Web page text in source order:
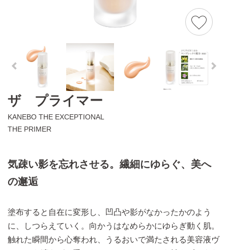
ザ プライマー
KANEBO THE EXCEPTIONAL
THE PRIMER
気疎い影を忘れさせる。繊細にゆらぐ、美へ
の邂逅
塗布すると自在に変形し、凹凸や影がなかったかのよう
に、しつらえていく。向かうはなめらかにゆらぎ動く肌。
触れた瞬間から心奪われ、うるおいで満たされる美容液ヴ